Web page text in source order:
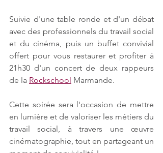
Suivie d'une table ronde et d'un débat
avec des professionnels du travail social
et du cinéma, puis un buffet convivial
offert pour vous restaurer et profiter à
21h30 d'un concert de deux rappeurs
de la Rockschool Marmande.
Cette soirée sera l'occasion de mettre
en lumière et de valoriser les métiers du
travail social, à travers une œuvre
cinématographie, tout en partageant un